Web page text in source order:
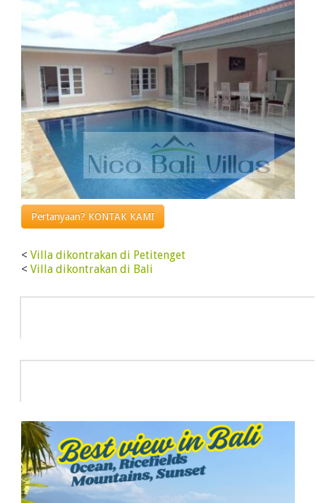
Pertanyaan? KONTAK KAMI
< Villa dikontrakan di Petitenget
< Villa dikontrakan di Bali